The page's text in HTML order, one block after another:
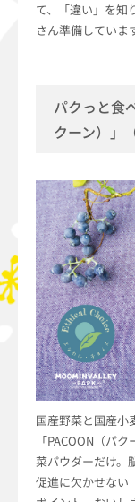
て、「違い」を知
さん準備していま
パクっと食
クーン）」
国産野菜と国産小
「PACOON（パ
菜パウダーだけ。
促進に欠かせない